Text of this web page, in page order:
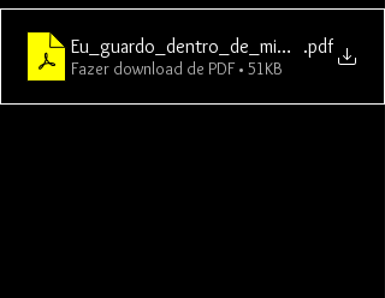
Eu_guardo_dentro_de_mim_maior
.pdf
Fazer download de PDF • 51KB